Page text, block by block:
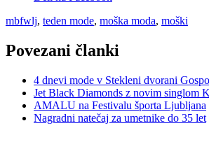
mbfwlj, teden mode, moška moda, moški
Povezani članki
4 dnevi mode v Stekleni dvorani
Jet Black Diamonds z novim singlom
AMALU na Festivalu športa Ljubljana
Nagradni natečaj za umetnike do 35 let